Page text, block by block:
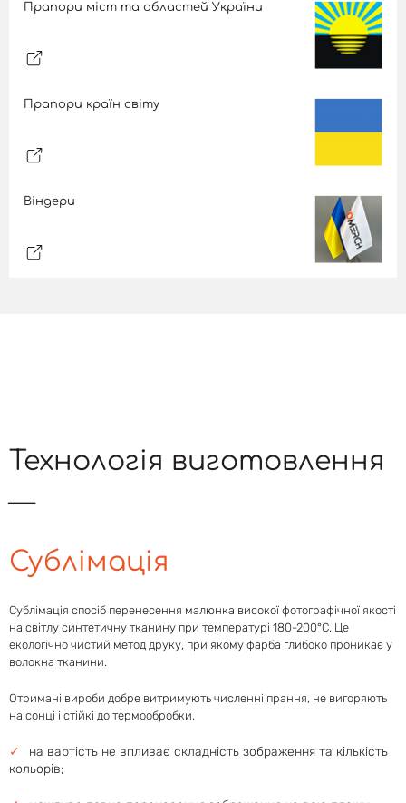
Прапори міст та областей України
Прапори країн світу
Віндери
Технологія виготовлення
Сублімація
Сублімація спосіб перенесення малюнка високої фотографічної якості
на світлу синтетичну тканину при температурі 180-200°С. Це
екологічно чистий метод друку, при якому фарба глибоко проникає у
волокна тканини.
Отримані вироби добре витримують численні прання, не вигоряють
на сонці і стійкі до термообробки.
на вартість не впливає складність зображення та кількість
кольорів;